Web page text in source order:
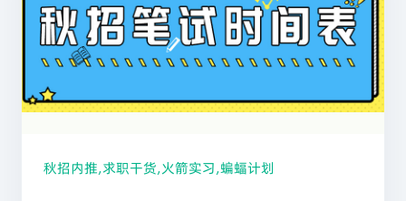
秋招内推,求职干货,火箭实习,蝙蝠计划